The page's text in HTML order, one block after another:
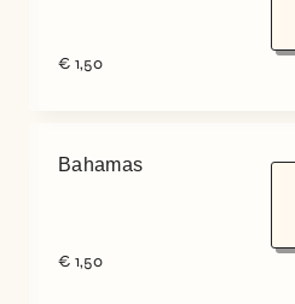
€ 1,50
Bahamas
€ 1,50